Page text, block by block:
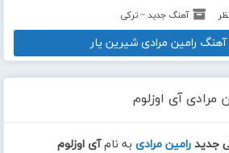
آهنگ جدید ~ ترکی
آهنگ رامین مرادی شیرین یار
مرادی آی اوزلوم
جدید رامین مرادی به نامآی اوزلوم